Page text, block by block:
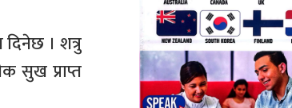
। शत्रु
सुख प्राप्त